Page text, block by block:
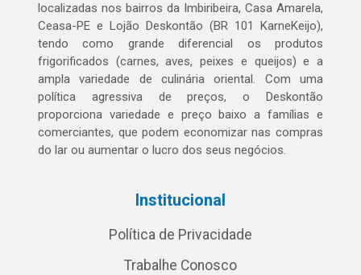
localizadas nos bairros da Imbiribeira, Casa Amarela,
Ceasa-PE e Lojão Deskontão (BR 101 KarneKeijo),
tendo como grande diferencial os produtos
frigorificados (carnes, aves, peixes e queijos) e a
ampla variedade de culinária oriental. Com uma
política agressiva de preços, o Deskontão
proporciona variedade e preço baixo a famílias e
comerciantes, que podem economizar nas compras
do lar ou aumentar o lucro dos seus negócios.
Institucional
Política de Privacidade
Trabalhe Conosco